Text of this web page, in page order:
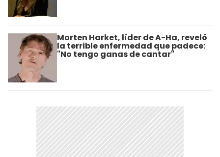
Morten Harket, líder de A-Ha, reveló
la terrible enfermedad que padece:
"No tengo ganas de cantar"